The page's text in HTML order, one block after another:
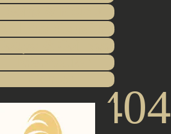
Soins & Rituels
Signature
& Coiffage
Réservation
Contact
404